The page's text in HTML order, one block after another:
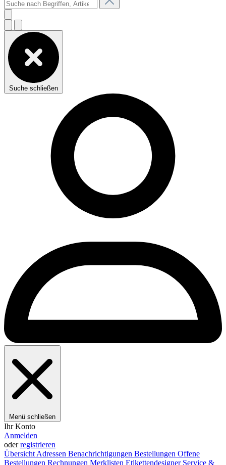
Suche schließen
Menü schließen
Ihr Konto
Anmelden
oderregistrieren
Übersicht Adressen Benachrichtigungen Bestellungen Offene
Bestellungen Rechnungen Merklisten Etikettendesigner Service &